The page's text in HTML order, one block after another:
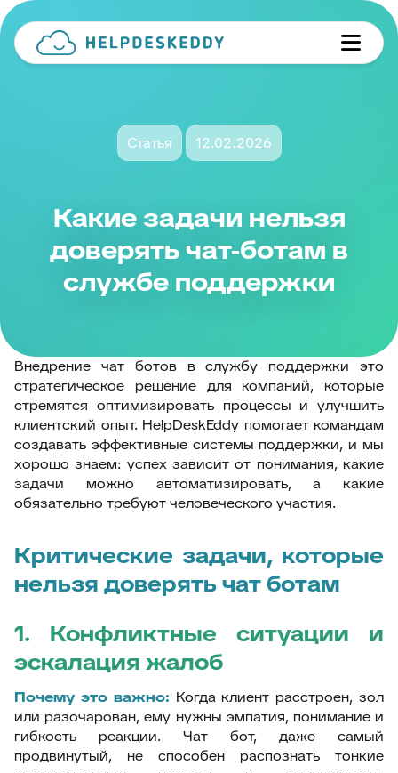
Статья 12.02.2026
Какие задачи нельзя
доверять чат-ботам в
службе поддержки
Внедрение чат ботов в службу поддержки это
стратегическое решение для компаний, которые
стремятся оптимизировать процессы и улучшить
клиентский опыт. HelpDeskEddy помогает командам
создавать эффективные системы поддержки, и мы
хорошо знаем: успех зависит от понимания, какие
задачи можно автоматизировать, а какие
обязательно требуют человеческого участия.
Критические задачи, которые
нельзя доверять чат ботам
1. Конфликтные ситуации и
эскалация жалоб
Почему это важно: Когда клиент расстроен, зол
или разочарован, ему нужны эмпатия, понимание и
гибкость реакции. Чат бот, даже самый
продвинутый, не способен распознать тонкие